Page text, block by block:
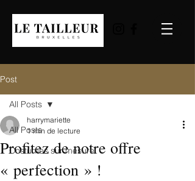
Post
All Posts
Costumes sur mesure
All Posts
Profitez de notre offre
« perfection » !
harrymariette
1 min de lecture